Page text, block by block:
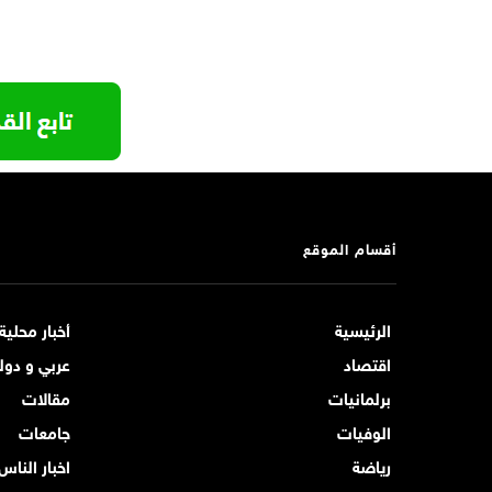
أقسام الموقع
الرئيسية
أخبار
اقتصاد
عربي و
برلمانيات
مقالات
الوفيات
جامعات
رياضة
اخبار